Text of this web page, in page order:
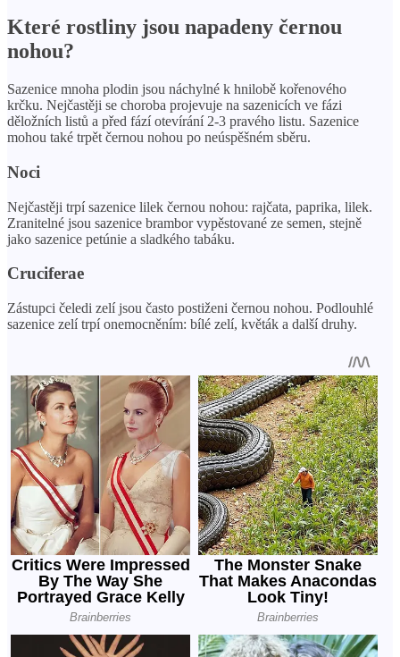
Které rostliny jsou napadeny černou
nohou?
Sazenice mnoha plodin jsou náchylné k hnilobě kořenového
krčku. Nejčastěji se choroba projevuje na sazenicích ve fázi
děložních listů a před fází otevírání 2-3 pravého listu. Sazenice
mohou také trpět černou nohou po neúspěšném sběru.
Noci
Nejčastěji trpí sazenice lilek černou nohou: rajčata, paprika, lilek.
Zranitelné jsou sazenice brambor vypěstované ze semen, stejně
jako sazenice petúnie a sladkého tabáku.
Cruciferae
Zástupci čeledi zelí jsou často postiženi černou nohou. Podlouhlé
sazenice zelí trpí onemocněním: bílé zelí, květák a další druhy.